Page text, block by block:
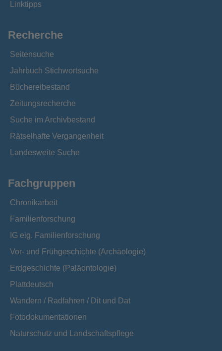
Linktipps
Recherche
Seitensuche
Jahrbuch Stichwortsuche
Büchereibestand
Zeitungsrecherche
Suche im Archivbestand
Rätselhafte Vergangenheit
Landesweite Suche
Fachgruppen
Chronikarbeit
Familienforschung
IG eig. Familienforschung
Vor- und Frühgeschichte (Archäologie)
Erdgeschichte (Paläontologie)
Plattdeutsch
Wandern / Radfahren / Dit und Dat
Fotodokumentationen
Naturschutz und Landschaftspflege